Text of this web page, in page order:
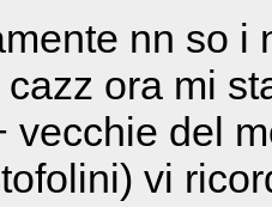
nn so i
ora mi
vecchie del
vi